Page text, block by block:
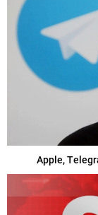
Apple,